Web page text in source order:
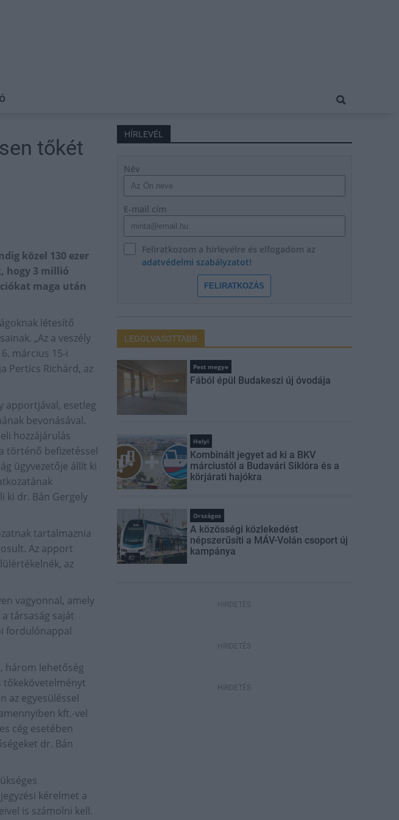
tőkét
közel 130 ezer
hogy 3 millió
maga után
létesítő
„Az a veszély
március 15-i
Pertics Richárd, az
apportjával, esetleg
bevonásával.
hozzájárulás
történő befizetéssel
ügyvezetője állít ki
ki dr. Bán Gergely
tartalmaznia
Az apport
az
vagyonnal, amely
társaság saját
fordulónappal
három lehetőség
tőkekövetelményt
az egyesüléssel
kft.-vel
cég esetében
dr. Bán
kérelmet a
is számolni kell.
HÍRLEVÉL
Név
E-mail cím
Feliratkozom a hírlevélre és elfogadom az
adatvédelmi szabályzatot!
FELIRATKOZÁS
LEGOLVASOTTABB
Pest megye
Fából épül Budakeszi új óvodája
Helyi
Kombinált jegyet ad ki a BKV
márciustól a Budavári Siklóra és a
körjárati hajókra
Országos
A közösségi közlekedést
népszerűsíti a MÁV-Volán csoport új
kampánya
HIRDETÉS
HIRDETÉS
HIRDETÉS